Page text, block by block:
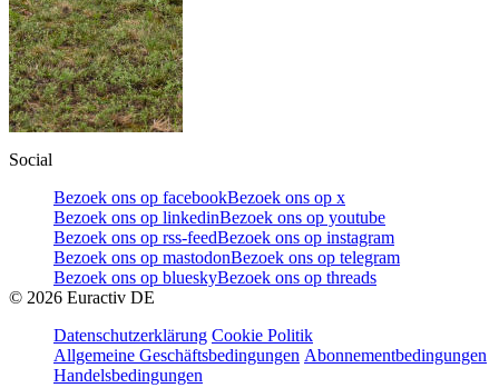
Social
Bezoek ons op facebookBezoek ons op x
Bezoek ons op linkedinBezoek ons op youtube
Bezoek ons op rss-feedBezoek ons op instagram
Bezoek ons op mastodonBezoek ons op telegram
Bezoek ons op blueskyBezoek ons op threads
© 2026 Euractiv DE
Datenschutzerklärung Cookie Politik
Allgemeine Geschäftsbedingungen Abonnementbedingungen
Handelsbedingungen